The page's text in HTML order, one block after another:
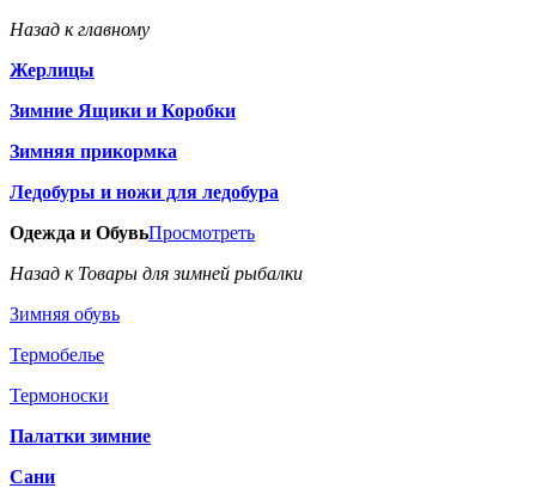
Назад к главному
Жерлицы
Зимние Ящики и Коробки
Зимняя прикормка
Ледобуры и ножи для ледобура
Одежда и ОбувьПросмотреть
Назад к Товары для зимней рыбалки
Зимняя обувь
Термобелье
Термоноски
Палатки зимние
Сани